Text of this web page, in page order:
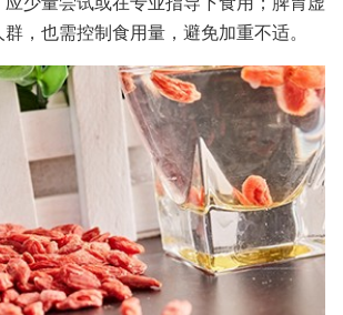
，也需控制食用量，避免加重不适。